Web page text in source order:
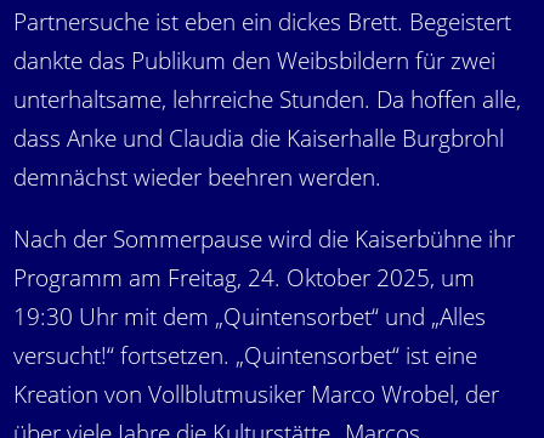
Partnersuche ist eben ein dickes Brett. Begeistert
dankte das Publikum den Weibsbildern für zwei
unterhaltsame, lehrreiche Stunden. Da hoffen alle,
dass Anke und Claudia die Kaiserhalle Burgbrohl
demnächst wieder beehren werden.
Nach der Sommerpause wird die Kaiserbühne ihr
Programm am Freitag, 24. Oktober 2025, um
19:30 Uhr mit dem „Quintensorbet“ und „Alles
versucht!“ fortsetzen. „Quintensorbet“ ist eine
Kreation von Vollblutmusiker Marco Wrobel, der